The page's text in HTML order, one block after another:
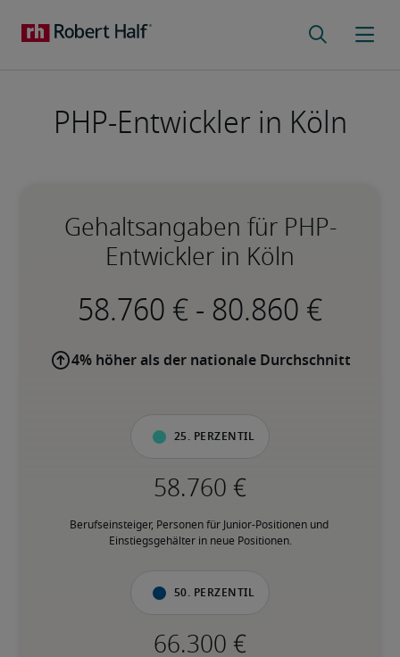
PHP-Entwickler in Köln
Gehaltsangaben für PHP-
Entwickler in Köln
-
4% höher als der nationale Durchschnitt
25. Perzentil
Berufseinsteiger, Personen für Junior-Positionen und
Einstiegsgehälter in neue Positionen.
50. Perzentil